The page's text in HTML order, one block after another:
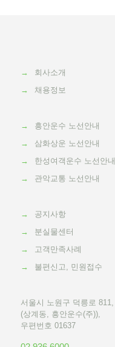
→
회사소개
→
채용정보
→
흥안운수 노선안내
→
삼화상운 노선안내
→
한성여객운수 노선안내
→
관악교통 노선안내
→
공지사항
→
분실물센터
→
고객만족사례
→
불편신고, 민원접수
서울시 노원구 덕릉로 811,
(상계동, 흥안운수(주)),
우편번호 01637